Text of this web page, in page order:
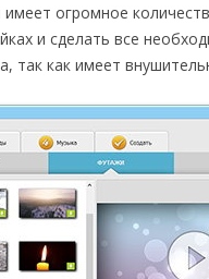
огромное
и сделать все
так как имеет